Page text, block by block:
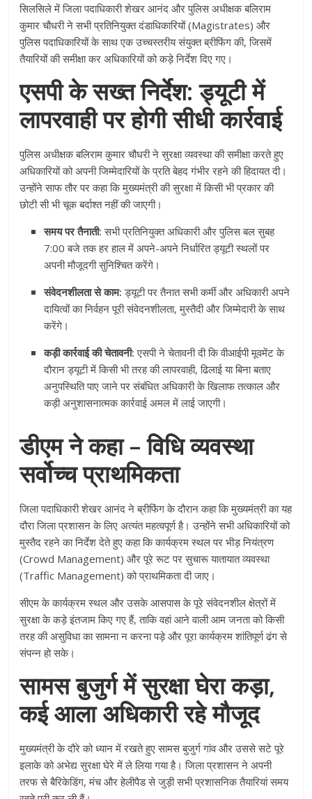
सिलसिले में जिला पदाधिकारी शेखर आनंद और पुलिस अधीक्षक बलिराम
कुमार चौधरी ने सभी प्रतिनियुक्त दंडाधिकारियों (Magistrates) और
पुलिस पदाधिकारियों के साथ एक उच्चस्तरीय संयुक्त ब्रीफिंग की, जिसमें
तैयारियों की समीक्षा कर अधिकारियों को कड़े निर्देश दिए गए।
एसपी के सख्त निर्देश: ड्यूटी में
लापरवाही पर होगी सीधी कार्रवाई
पुलिस अधीक्षक बलिराम कुमार चौधरी ने सुरक्षा व्यवस्था की समीक्षा करते हुए
अधिकारियों को अपनी जिम्मेदारियों के प्रति बेहद गंभीर रहने की हिदायत दी।
उन्होंने साफ तौर पर कहा कि मुख्यमंत्री की सुरक्षा में किसी भी प्रकार की
छोटी सी भी चूक बर्दाश्त नहीं की जाएगी।
समय पर तैनाती: सभी प्रतिनियुक्त अधिकारी और पुलिस बल सुबह
7:00 बजे तक हर हाल में अपने-अपने निर्धारित ड्यूटी स्थलों पर
अपनी मौजूदगी सुनिश्चित करेंगे।
संवेदनशीलता से काम: ड्यूटी पर तैनात सभी कर्मी और अधिकारी अपने
दायित्वों का निर्वहन पूरी संवेदनशीलता, मुस्तैदी और जिम्मेदारी के साथ
करेंगे।
कड़ी कार्रवाई की चेतावनी: एसपी ने चेतावनी दी कि वीआईपी मूवमेंट के
दौरान ड्यूटी में किसी भी तरह की लापरवाही, ढिलाई या बिना बताए
अनुपस्थिति पाए जाने पर संबंधित अधिकारी के खिलाफ तत्काल और
कड़ी अनुशासनात्मक कार्रवाई अमल में लाई जाएगी।
डीएम ने कहा – विधि व्यवस्था
सर्वोच्च प्राथमिकता
जिला पदाधिकारी शेखर आनंद ने ब्रीफिंग के दौरान कहा कि मुख्यमंत्री का यह
दौरा जिला प्रशासन के लिए अत्यंत महत्वपूर्ण है। उन्होंने सभी अधिकारियों को
मुस्तैद रहने का निर्देश देते हुए कहा कि कार्यक्रम स्थल पर भीड़ नियंत्रण
(Crowd Management) और पूरे रूट पर सुचारू यातायात व्यवस्था
(Traffic Management) को प्राथमिकता दी जाए।
सीएम के कार्यक्रम स्थल और उसके आसपास के पूरे संवेदनशील क्षेत्रों में
सुरक्षा के कड़े इंतजाम किए गए हैं, ताकि वहां आने वाली आम जनता को किसी
तरह की असुविधा का सामना न करना पड़े और पूरा कार्यक्रम शांतिपूर्ण ढंग से
संपन्न हो सके।
सामस बुजुर्ग में सुरक्षा घेरा कड़ा,
कई आला अधिकारी रहे मौजूद
मुख्यमंत्री के दौरे को ध्यान में रखते हुए सामस बुजुर्ग गांव और उससे सटे पूरे
इलाके को अभेद्य सुरक्षा घेरे में ले लिया गया है। जिला प्रशासन ने अपनी
तरफ से बैरिकेडिंग, मंच और हेलीपैड से जुड़ी सभी प्रशासनिक तैयारियां समय